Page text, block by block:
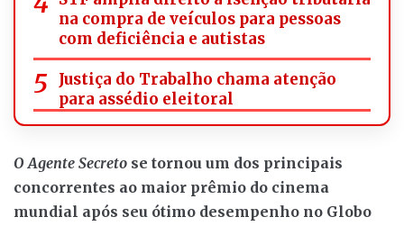
na compra de veículos para pessoas
com deficiência e autistas
Justiça do Trabalho chama atenção
para assédio eleitoral
O Agente Secreto se tornou um dos principais
concorrentes ao maior prêmio do cinema
mundial após seu ótimo desempenho no Globo